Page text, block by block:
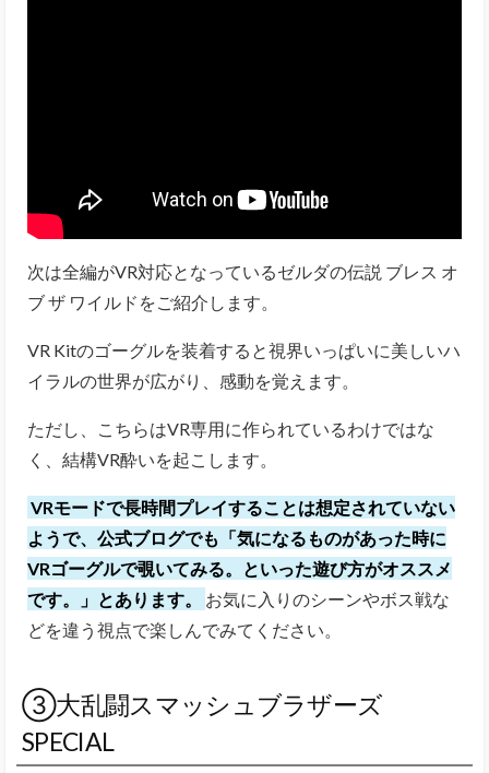
次は全編がVR対応となっているゼルダの伝説 ブレス オ
ブ ザ ワイルドをご紹介します。
VR Kitのゴーグルを装着すると視界いっぱいに美しいハ
イラルの世界が広がり、感動を覚えます。
ただし、こちらはVR専用に作られているわけではな
く、結構VR酔いを起こします。
VRモードで長時間プレイすることは想定されていない
ようで、公式ブログでも「気になるものがあった時に
VRゴーグルで覗いてみる。といった遊び方がオススメ
です。」とあります。
お気に入りのシーンやボス戦な
どを違う視点で楽しんでみてください。
③大乱闘スマッシュブラザーズ
SPECIAL